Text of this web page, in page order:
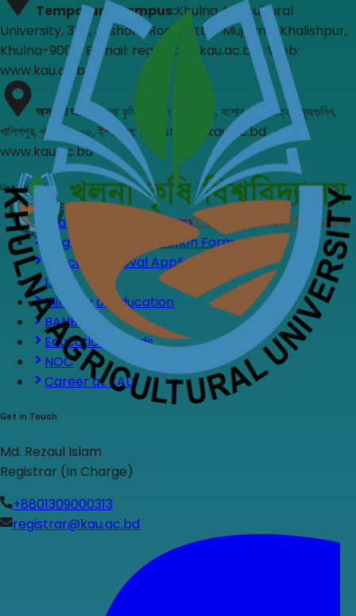
Temporary Campus:Khulna Agricultural
University, 327, Jashore Road, Uttar Mujgunni Khalishpur,
Khulna-9000, E-mail: registrar@kau.ac.bd , Web:
www.kau.ac.bd
অস্থায়ী অফিস
খুলনা কৃষি বিশ্ববিদ্যালয়, ৩২৭, যশোর রোড, উত্তর মুজগুন্নি,
খালিশপুর, খুলনা-৯০০০, ই-মেইল: registrar@kau.ac.bd , ওয়েব:
www.kau.ac.bd
Useful Links
Leave Application Form
Upgradation Application Form
Ethical Approval Application
UGC
Ministry of Education
BANBEIS
Education Boards
NOC
Career at KAU
Get in Touch
Md. Rezaul Islam
Registrar (In Charge)
+8801309000313
registrar@kau.ac.bd